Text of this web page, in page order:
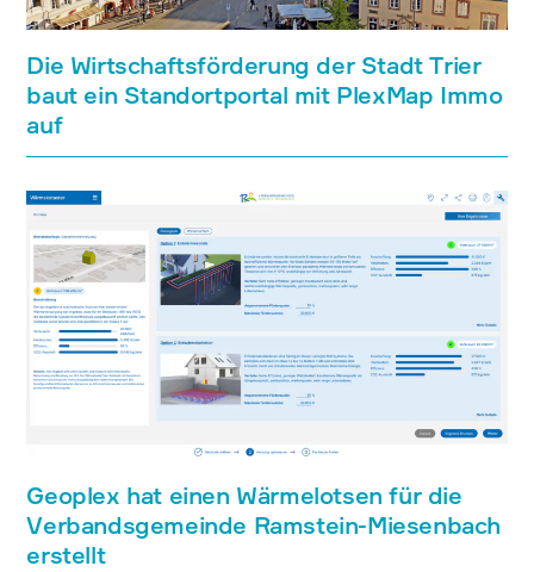
Die Wirtschaftsförderung der Stadt Trier
baut ein Standortportal mit PlexMap Immo
auf
Geoplex hat einen Wärmelotsen für die
Verbandsgemeinde Ramstein-Miesenbach
erstellt